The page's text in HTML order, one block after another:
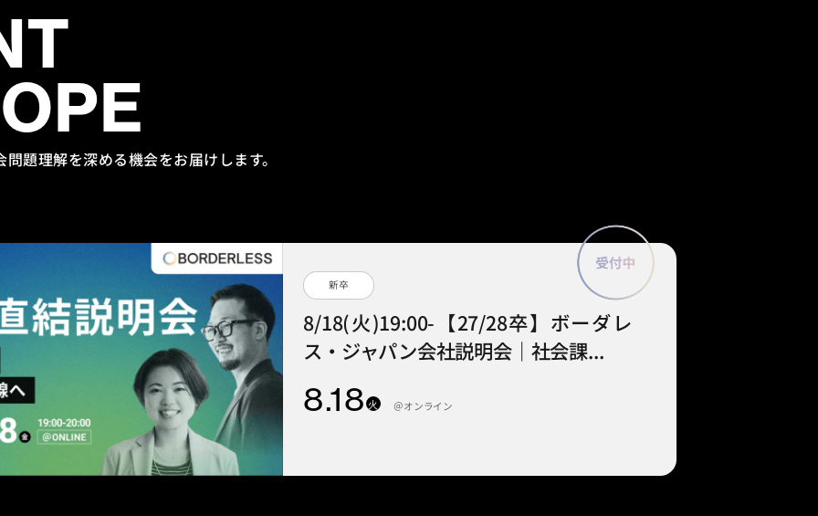
問題理解を深める機会をお届けします。
新卒
8/18(火)19:00-【27/28卒】ボーダレ
ス・ジャパン会社説明会｜社会課...
8.18 火 ＠オンライン